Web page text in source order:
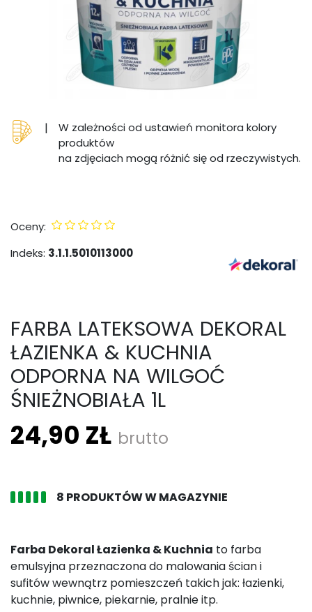
|
W zależności od ustawień monitora kolory
produktów
na zdjęciach mogą różnić się od rzeczywistych.
Oceny:
Indeks: 3.1.1.5010113000
FARBA LATEKSOWA DEKORAL
ŁAZIENKA & KUCHNIA
ODPORNA NA WILGOĆ
ŚNIEŻNOBIAŁA 1L
24,90 ZŁ brutto
8 PRODUKTÓW W MAGAZYNIE
Farba Dekoral Łazienka & Kuchnia to farba
emulsyjna przeznaczona do malowania ścian i
sufitów wewnątrz pomieszczeń takich jak: łazienki,
kuchnie, piwnice, piekarnie, pralnie itp.